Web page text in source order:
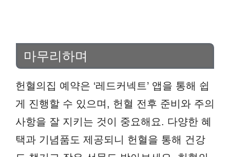
마무리하며
헌혈의집 예약은 ‘레드커넥트’ 앱을 통해 쉽
게 진행할 수 있으며, 헌혈 전후 준비와 주의
사항을 잘 지키는 것이 중요해요. 다양한 혜
택과 기념품도 제공되니 헌혈을 통해 건강